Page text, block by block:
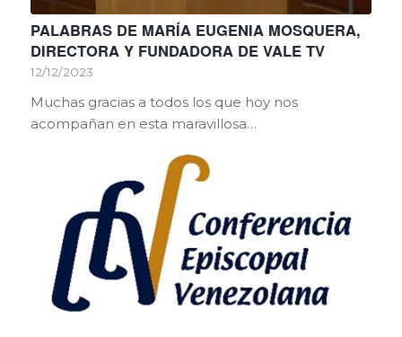
PALABRAS DE MARÍA EUGENIA MOSQUERA,
DIRECTORA Y FUNDADORA DE VALE TV
12/12/2023
Muchas gracias a todos los que hoy nos
acompañan en esta maravillosa…